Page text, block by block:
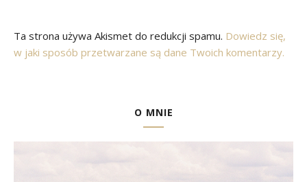
Ta strona używa Akismet do redukcji spamu. Dowiedz się,
w jaki sposób przetwarzane są dane Twoich komentarzy.
O MNIE